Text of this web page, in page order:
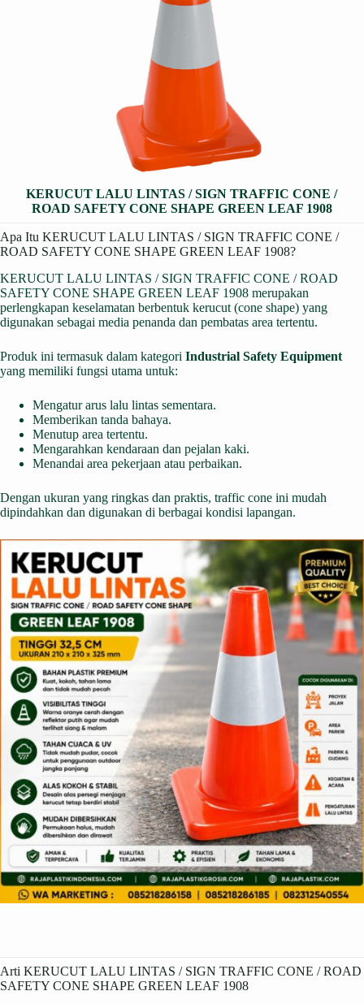
KERUCUT LALU LINTAS / SIGN TRAFFIC CONE /
ROAD SAFETY CONE SHAPE GREEN LEAF 1908
Apa Itu KERUCUT LALU LINTAS / SIGN TRAFFIC CONE /
ROAD SAFETY CONE SHAPE GREEN LEAF 1908?
KERUCUT LALU LINTAS / SIGN TRAFFIC CONE / ROAD
SAFETY CONE SHAPE GREEN LEAF 1908 merupakan
perlengkapan keselamatan berbentuk kerucut (cone shape) yang
digunakan sebagai media penanda dan pembatas area tertentu.
Produk ini termasuk dalam kategori Industrial Safety Equipment
yang memiliki fungsi utama untuk:
Mengatur arus lalu lintas sementara.
Memberikan tanda bahaya.
Menutup area tertentu.
Mengarahkan kendaraan dan pejalan kaki.
Menandai area pekerjaan atau perbaikan.
Dengan ukuran yang ringkas dan praktis, traffic cone ini mudah
dipindahkan dan digunakan di berbagai kondisi lapangan.
Arti KERUCUT LALU LINTAS / SIGN TRAFFIC CONE / ROAD
SAFETY CONE SHAPE GREEN LEAF 1908